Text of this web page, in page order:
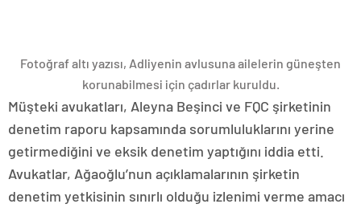
Fotoğraf altı yazısı, Adliyenin avlusuna ailelerin güneşten
korunabilmesi için çadırlar kuruldu.
Müşteki avukatları, Aleyna Beşinci ve FQC şirketinin
denetim raporu kapsamında sorumluluklarını yerine
getirmediğini ve eksik denetim yaptığını iddia etti.
Avukatlar, Ağaoğlu’nun açıklamalarının şirketin
denetim yetkisinin sınırlı olduğu izlenimi verme amacı